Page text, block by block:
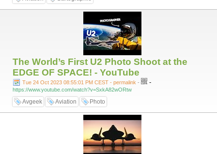
The World’s First U2 Photo Shoot at the
EDGE OF SPACE! - YouTube
Tue 24 Oct 2023 08:55:01 PM CEST - permalink - -
https://www.youtube.com/watch?v=SxkA82wORtw
Avgeek Aviation Photo